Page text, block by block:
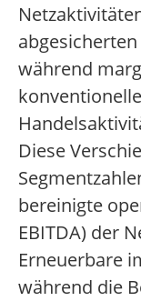
während
Diese
bereinigte
EBITDA) der
Erneuerbare
während die